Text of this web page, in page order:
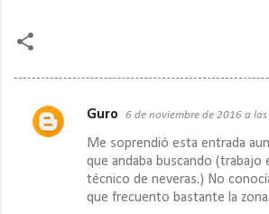
C
Guro 6 de noviembre de 2016 a
Me soprendió esta entrada
que andaba buscando (trabajo
técnico de neveras.) No
que frecuento bastante la zona.